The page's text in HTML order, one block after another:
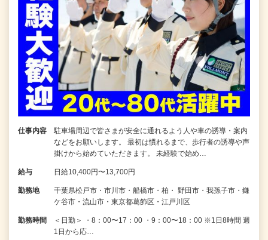
仕事内容
駐車場周辺で皆さまが安全に通れるよう人や車の誘導・案内
などをお願いします。 最初は慣れるまで、歩行者の誘導や声
掛けから始めていただきます。 未経験で始め…
給与 日給10,400円〜13,700円
勤務地
千葉県松戸市・市川市・船橋市・柏・ 野田市・我孫子市・鎌
ケ谷市・流山市・東京都葛飾区・江戸川区
勤務時間
＜日勤＞ ・8：00〜17：00 ・9：00〜18：00 ※1日8時間 週
1日から応…